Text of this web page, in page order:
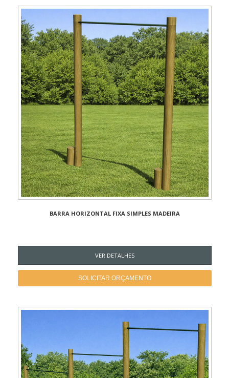
BARRA HORIZONTAL FIXA SIMPLES MADEIRA
VER DETALHES
SOLICITAR ORÇAMENTO